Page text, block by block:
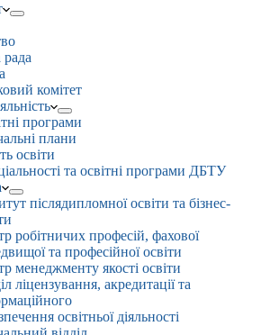
рада
комітет
програми
плани
освіти
та освітні програми ДБТУ
післядипломної освіти та бізнес-
робітничих професій, фахової
та професійної освіти
менеджменту якості освіти
ліцензування, акредитації та
освітньої діяльності